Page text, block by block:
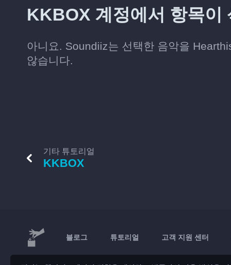
KKBOX 계정에서 항목이
아니요. Soundiiz는 선택한 음악을
않습니다.
기타 튜토리얼
KKBOX
블로그 튜토리얼 고객 지원 센터